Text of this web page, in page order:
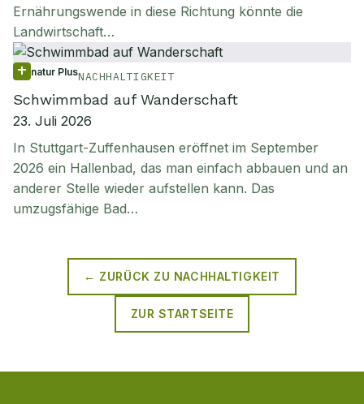
Ernährungswende in diese Richtung könnte die
Landwirtschaft…
natur PlusNACHHALTIGKEIT
Schwimmbad auf Wanderschaft
23. Juli 2026
In Stuttgart-Zuffenhausen eröffnet im September
2026 ein Hallenbad, das man einfach abbauen und an
anderer Stelle wieder aufstellen kann. Das
umzugsfähige Bad…
← ZURÜCK ZU NACHHALTIGKEIT
ZUR STARTSEITE